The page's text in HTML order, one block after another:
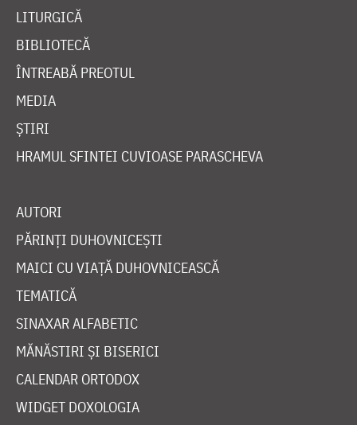
LITURGICĂ
BIBLIOTECĂ
ÎNTREABĂ PREOTUL
MEDIA
ȘTIRI
HRAMUL SFINTEI CUVIOASE PARASCHEVA
AUTORI
PĂRINȚI DUHOVNICEȘTI
MAICI CU VIAȚĂ DUHOVNICEASCĂ
TEMATICĂ
SINAXAR ALFABETIC
MĂNĂSTIRI ȘI BISERICI
CALENDAR ORTODOX
WIDGET DOXOLOGIA